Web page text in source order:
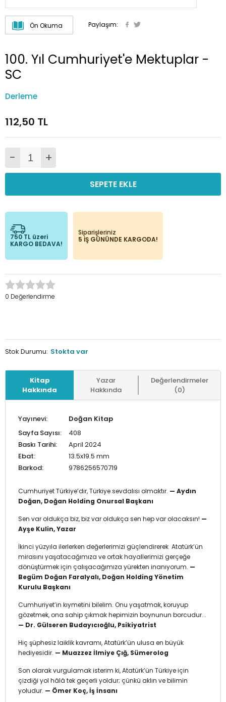
Ön Okuma Paylaşım:
100. Yıl Cumhuriyet'e Mektuplar -
SC
Derleme
112,50 TL
- +
SEPETE EKLE
750 TL üzeri
KARGO BEDAVA!
Siparişleriniz
5 İŞ GÜNÜNDE KARGODA!
0 Değerlendirme
Stok Durumu: Stokta var
Kitap
Hakkında
Yazar
Hakkında
Değerlendirmeler
(0)
Yayınevi:
Doğan Kitap
Sayfa Sayısı:
408
Baskı Tarihi:
April 2024
Ebat:
13.5x19.5 mm
Barkod:
9786256570719
Cumhuriyet Türkiye’dir, Türkiye sevdalısı olmaktır. — Aydın
Doğan, Doğan Holding Onursal Başkanı
Sen var oldukça biz, biz var oldukça sen hep var olacaksın! —
Ayşe Kulin, Yazar
İkinci yüzyıla ilerlerken değerlerimizi güçlendirerek Atatürk’ün
mirasını yaşatacağımıza ve ortak hayallerimizi gerçeğe
dönüştürmek için çalışacağımıza yürekten inanıyorum. —
Begüm Doğan Faralyalı, Doğan Holding Yönetim
Kurulu Başkanı
Cumhuriyet’in kıymetini bilelim. Onu yaşatmak, koruyup
gözetmek, ona sahip çıkmak hepimizin boynunun borcudur...
— Dr. Gülseren Budayıcıoğlu, Psikiyatrist
Hiç şüphesiz laiklik kavramı, Atatürk’ün ulusa en büyük
hediyesidir. — Muazzez İlmiye Çığ, Sümerolog
Son olarak vurgulamak isterim ki, Atatürk’ün Türkiye için
çizdiği yol hâlâ tek geçerli yoldur; çünkü aklın ve bilimin
yoludur. — Ömer Koç, İş İnsanı